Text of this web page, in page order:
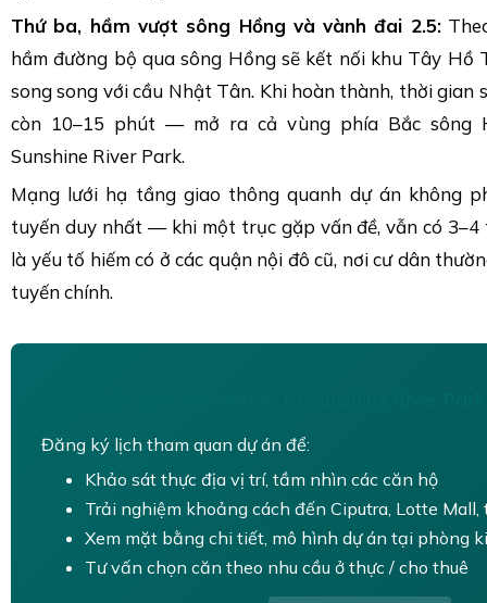
Thứ ba, hầm vượt sông Hồng và vành đai 2.5:
hầm đường bộ qua sông Hồng sẽ kết nối khu Tây Hồ
song song với cầu Nhật Tân. Khi hoàn thành, thời gian
còn 10–15 phút — mở ra cả vùng phía Bắc sông
Sunshine River Park.
Mạng lưới hạ tầng giao thông quanh dự án không
tuyến duy nhất — khi một trục gặp vấn đề, vẫn có
là yếu tố hiếm có ở các quận nội đô cũ, nơi cư dân
tuyến chính.
Đăng ký lịch tham quan dự án để:
Khảo sát thực địa vị trí, tầm nhìn các căn hộ
Trải nghiệm khoảng cách đến Ciputra, Lotte Mall,
Xem mặt bằng chi tiết, mô hình dự án tại phòng
Tư vấn chọn căn theo nhu cầu ở thực / cho thuê